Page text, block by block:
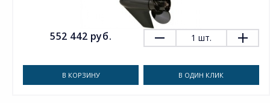
552 442 руб. 1 шт.
В КОРЗИНУ В ОДИН КЛИК